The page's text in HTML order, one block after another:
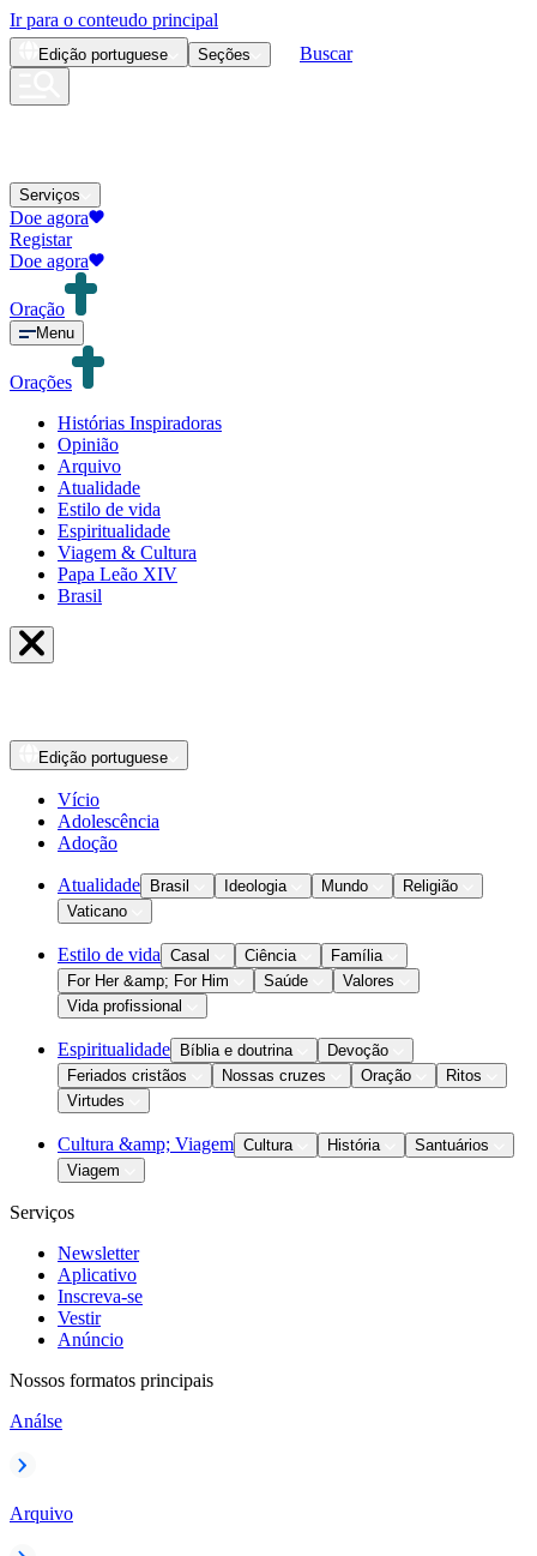
Ir para o conteudo principal
Edição portuguese Seções Buscar
Serviços
Doe agora
Registar
Doe agora
Oração
Menu
Orações
Histórias Inspiradoras
Opinião
Arquivo
Atualidade
Estilo de vida
Espiritualidade
Viagem & Cultura
Papa Leão XIV
Brasil
Edição portuguese
Vício
Adolescência
Adoção
Atualidade Brasil Ideologia Mundo
Religião
Vaticano
Estilo de vida Casal Ciência
Família
For Her &amp; For Him
Saúde
Valores
Vida profissional
Espiritualidade Bíblia e doutrina
Devoção
Feriados cristãos
Nossas cruzes Oração
Ritos
Virtudes
Cultura &amp; Viagem Cultura História
Santuários
Viagem
Serviços
Newsletter
Aplicativo
Inscreva-se
Vestir
Anúncio
Nossos formatos principais
Análse
Arquivo